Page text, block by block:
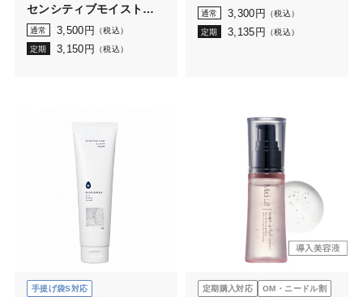
センシティブモイストロ
ーション 140mL
通常 3,500 円 （税込）
定期 3,150 円 （税込）
(100g)
通常 3,300 円 （税込）
定期 3,135 円 （税込）
手提げ袋S対応
定期購入対応
OM・ニードル割